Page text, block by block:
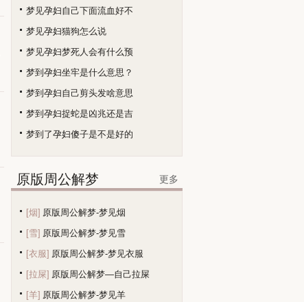
梦见孕妇自己下面流血好不
梦见孕妇猫狗怎么说
梦见孕妇梦死人会有什么预
梦到孕妇坐牢是什么意思？
梦到孕妇自己剪头发啥意思
梦到孕妇捉蛇是凶兆还是吉
梦到了孕妇傻子是不是好的
原版周公解梦 更多
[烟] 原版周公解梦-梦见烟
[雪] 原版周公解梦-梦见雪
[衣服] 原版周公解梦-梦见衣服
[拉屎] 原版周公解梦—自己拉屎
[羊] 原版周公解梦-梦见羊